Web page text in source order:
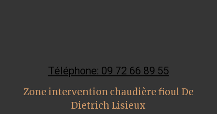
Téléphone: 09 72 66 89 55
Zone intervention chaudière fioul De
Dietrich Lisieux